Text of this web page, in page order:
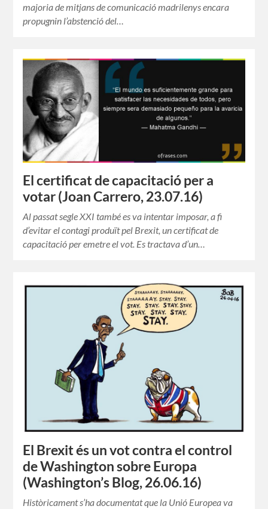
majoria de mitjans de comunicació madrilenys encara
propugnin l’abstenció del…
El certificat de capacitació per a
votar (Joan Carrero, 23.07.16)
Al passat segle XXI també es va intentar imposar, a fi
d’evitar el contagi produït pel Brexit, un certificat de
capacitació per emetre el vot. Es tractava d’un…
El Brexit és un vot contra el control
de Washington sobre Europa
(Washington’s Blog, 26.06.16)
Històricament s’ha documentat que la Unió Europea va